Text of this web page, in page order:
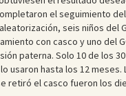
el seguimiento
seis niños del
con casco y uno del
paterna. Solo 10 de los
usaron hasta los 12 meses.
retiró el casco fueron los